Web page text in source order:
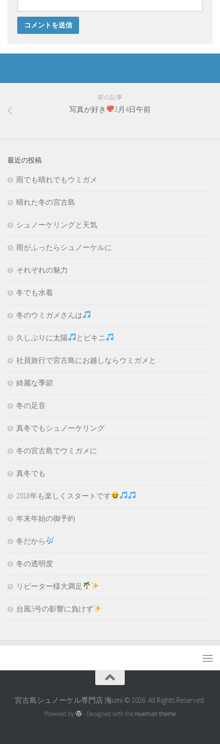
前の記事
写真が好き 3月4日午前
最近の投稿
雨でも晴れでもウミガメ
晴れた冬の宮古島
シュノーケリングと天気
雨がふったらシュノーケルに
それぞれの魅力
冬でも水着
冬のウミガメさんは
久しぶりに太陽 とビキニ
社員旅行で宮古島にお越しならウミガメと
綺麗な季節
冬の足音
真冬でもシュノーケリング
冬の宮古島でウミガメに
真冬でも
2018年も楽しくスタートです
年末年始の御予約
冬だから
冬の透明度
リピーター様大満足
台風5号の影響に負けず
宮古島シュノーケル専門店 海umi © 2026. All Rights Reserved.
Powered by - Designed with the Hueman theme